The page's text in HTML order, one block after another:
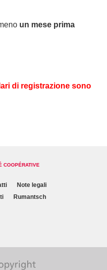
un mese prima
di registrazione sono
COOPÉRATIVE
Note legali
Rumantsch